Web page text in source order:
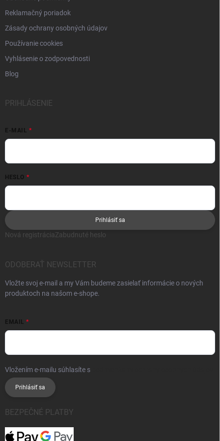
Reklamačný poriadok
Zásady ochrany osobných údajov
Používanie cookies
Vyhlásenie o zodpovednosti
Blog
PRIHLÁSENIE
E-MAIL
HESLO
Prihlásiť sa
Nová registráciaZabudnuté heslo
ODOBERAŤ NEWSLETTER
Vložte svoj e-mail a my Vám budeme zasielať informácie o nových
produktoch na našom e-shope.
EMAIL
Vložením e-mailu súhlasíte s
Prihlásiť sa
BEZPEČNÉ PLATBY